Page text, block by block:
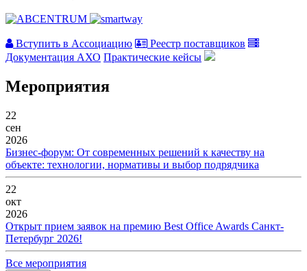
Вступить в Ассоциацию
Реестр поставщиков
Документация АХО Практические кейсы
Мероприятия
22
сен
2026
Бизнес-форум: От современных решений к качеству на
объекте: технологии, нормативы и выбор подрядчика
22
окт
2026
Открыт прием заявок на премию Best Office Awards Санкт-
Петербург 2026!
Все мероприятия